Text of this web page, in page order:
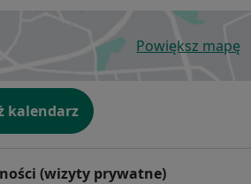
Powiększ mapę
otwiera
kalendarz
(wizyty prywatne)